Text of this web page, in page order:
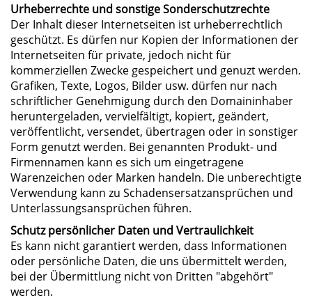
Urheberrechte und sonstige Sonderschutzrechte
Der Inhalt dieser Internetseiten ist urheberrechtlich
geschützt. Es dürfen nur Kopien der Informationen der
Internetseiten für private, jedoch nicht für
kommerziellen Zwecke gespeichert und genuzt werden.
Grafiken, Texte, Logos, Bilder usw. dürfen nur nach
schriftlicher Genehmigung durch den Domaininhaber
heruntergeladen, vervielfältigt, kopiert, geändert,
veröffentlicht, versendet, übertragen oder in sonstiger
Form genutzt werden. Bei genannten Produkt- und
Firmennamen kann es sich um eingetragene
Warenzeichen oder Marken handeln. Die unberechtigte
Verwendung kann zu Schadensersatzansprüchen und
Unterlassungsansprüchen führen.
Schutz persönlicher Daten und Vertraulichkeit
Es kann nicht garantiert werden, dass Informationen
oder persönliche Daten, die uns übermittelt werden,
bei der Übermittlung nicht von Dritten "abgehört"
werden.